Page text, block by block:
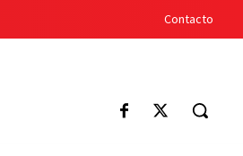
Contacto